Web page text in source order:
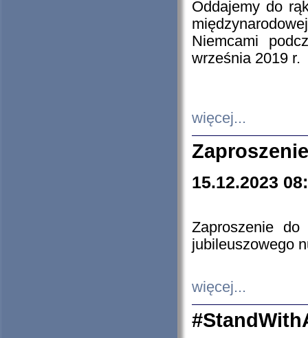
Oddajemy do
Niemcami
września 2019 r.
więcej...
15.12.2023
Zaproszenie do
jubileuszowego
więcej...